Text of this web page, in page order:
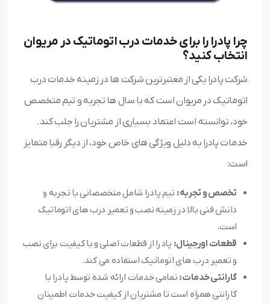
چرا پادرا را برای خدمات درب اتوماتیک در مریوان
انتخاب کنید؟
شرکت پادرا یکی از معتبرترین شرکت ها در زمینه خدمات درب
اتوماتیک در مریوان است که با سال ها تجربه و تیم متخصص
خود، توانسته است اعتماد بسیاری از مشتریان را جلب کند.
خدمات پادرا به دلیل ویژگی های خاص خود، از دیگر رقبا متمایز
است:
تخصص و تجربه: تیم پادرا شامل متخصصانی با تجربه و
دانش فنی بالا در زمینه نصب و تعمیر درب های اتوماتیک
است.
قطعات اورجینال: پادرا از قطعات اصلی و با کیفیت برای نصب
و تعمیر درب های اتوماتیک استفاده می کند.
گارانتی خدمات: تمامی خدمات ارائه شده توسط پادرا با
گارانتی همراه است تا مشتریان از کیفیت خدمات اطمینان